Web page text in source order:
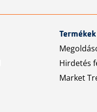
Hirdetés
Market